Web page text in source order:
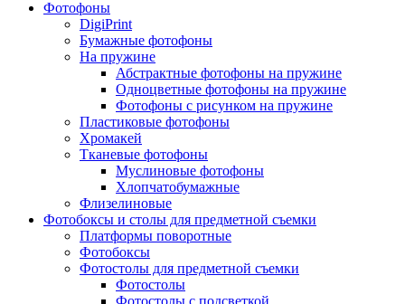
Фотофоны
DigiPrint
Бумажные фотофоны
На пружине
Абстрактные фотофоны на пружине
Одноцветные фотофоны на пружине
Фотофоны с рисунком на пружине
Пластиковые фотофоны
Хромакей
Тканевые фотофоны
Муслиновые фотофоны
Хлопчатобумажные
Флизелиновые
Фотобоксы и столы для предметной съемки
Платформы поворотные
Фотобоксы
Фотостолы для предметной съемки
Фотостолы
Фотостолы с подсветкой